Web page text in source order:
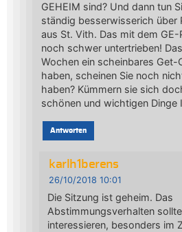
GEHEIM sind? Und dann tun
ständig besserwisserich über
aus St. Vith. Das mit dem
noch schwer untertrieben!
Wochen ein scheinbares Get-
haben, scheinen Sie noch
haben? Kümmern sie sich
schönen und wichtigen Dinge
Antworten
karlh1berens
26/10/2018 10:01
Die Sitzung ist geheim. Das
Abstimmungsverhalten
interessieren, besonders im